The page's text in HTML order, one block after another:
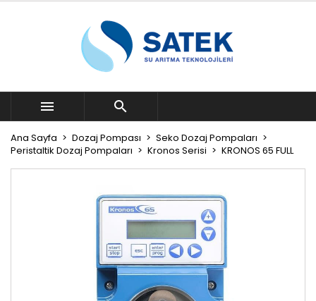
 
Ana Sayfa Dozaj Pompası
Seko Dozaj Pompaları
Peristaltik Dozaj Pompaları
Kronos Serisi KRONOS 65 FULL